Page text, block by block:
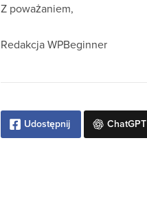
Z poważaniem,
Redakcja WPBeginner
Udostępnij ChatGPT